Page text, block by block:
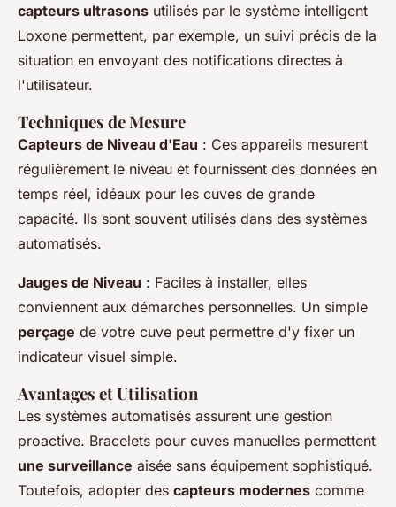
capteurs ultrasons utilisés par le système intelligent
Loxone permettent, par exemple, un suivi précis de la
situation en envoyant des notifications directes à
l'utilisateur.
Techniques de Mesure
Capteurs de Niveau d'Eau : Ces appareils mesurent
régulièrement le niveau et fournissent des données en
temps réel, idéaux pour les cuves de grande
capacité. Ils sont souvent utilisés dans des systèmes
automatisés.
Jauges de Niveau : Faciles à installer, elles
conviennent aux démarches personnelles. Un simple
perçage de votre cuve peut permettre d'y fixer un
indicateur visuel simple.
Avantages et Utilisation
Les systèmes automatisés assurent une gestion
proactive. Bracelets pour cuves manuelles permettent
une surveillance aisée sans équipement sophistiqué.
Toutefois, adopter des capteurs modernes comme